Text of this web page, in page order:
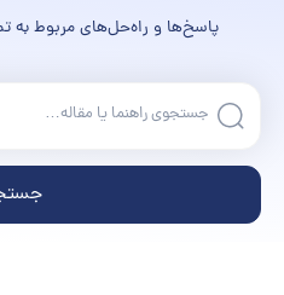
پاسخ‌ها و راه‌حل‌های مربوط به